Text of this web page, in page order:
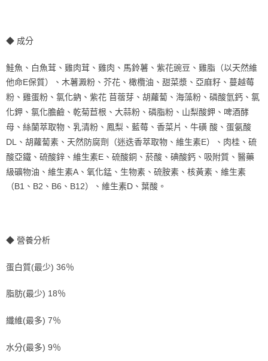
◆ 成分
鮭魚、白魚茸、雞肉茸、雞肉、馬鈴薯、紫花豌豆、雞脂（以天然維
他命E保質）、木薯澱粉、芥花、橄欖油、甜菜漿、亞麻籽、蔓越莓
粉、雞蛋粉、氯化鈉、紫花 苜蓿芽、胡蘿蔔、海藻粉、磷酸氫鈣、氯
化鉀、氯化膽鹼、乾菊苣根、大蒜粉、磷脂粉、山梨酸鉀、啤酒酵
母、絲蘭萃取物、乳清粉、鳳梨、藍莓、香菜片、牛磺 酸、蛋氨酸
DL
、胡蘿蔔素、天然防腐劑（迷迭香萃取物、維生素E）、肉桂、硫
酸亞鐵、硫酸鋅、維生素E 、硫酸銅、菸酸、碘酸鈣、吸附質、醫藥
級礦物油、維生素A 、氧化錳、生物素、硫胺素、核黃素、維生素
（B1 、 B2 、 B6 、 B12）、維生素D 、葉酸。
◆ 營養分析
蛋白質(最少) 36％
脂肪(最少) 18％
纖維(最多) 7％
水分(最多) 9％